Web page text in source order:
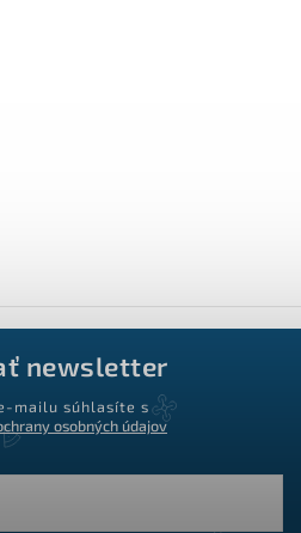
newsletter
mailu súhlasíte s
osobných údajov